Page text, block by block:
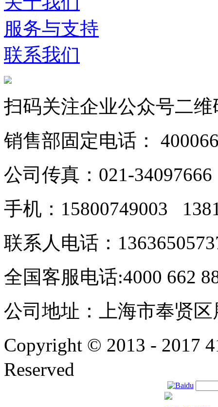
服务与支持
联系我们
扫码关注企业公众号二维
销售部固定电话：
公司传真：021-34097666
手机：15800749003
联系人电话：
全国客服电话:4000 662
公司地址：上海市奉贤区
Copyright © 2013 - 2017
Reserved